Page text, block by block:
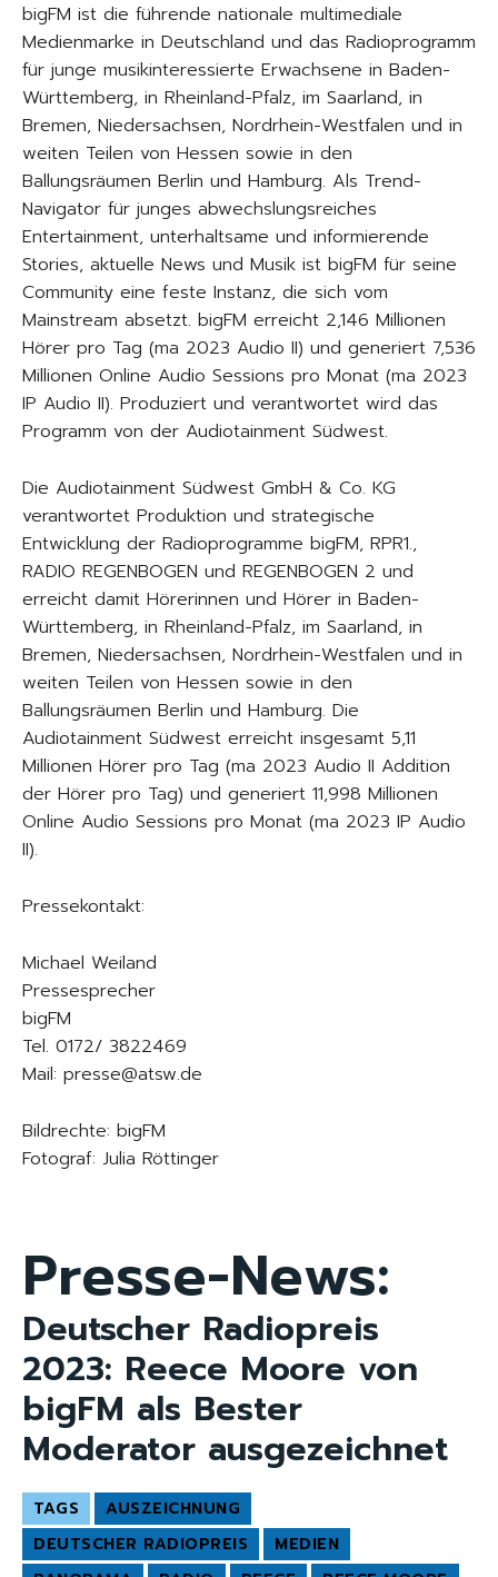
bigFM ist die führende nationale multimediale
Medienmarke in Deutschland und das Radioprogramm
für junge musikinteressierte Erwachsene in Baden-
Württemberg, in Rheinland-Pfalz, im Saarland, in
Bremen, Niedersachsen, Nordrhein-Westfalen und in
weiten Teilen von Hessen sowie in den
Ballungsräumen Berlin und Hamburg. Als Trend-
Navigator für junges abwechslungsreiches
Entertainment, unterhaltsame und informierende
Stories, aktuelle News und Musik ist bigFM für seine
Community eine feste Instanz, die sich vom
Mainstream absetzt. bigFM erreicht 2,146 Millionen
Hörer pro Tag (ma 2023 Audio II) und generiert 7,536
Millionen Online Audio Sessions pro Monat (ma 2023
IP Audio II). Produziert und verantwortet wird das
Programm von der Audiotainment Südwest.
Die Audiotainment Südwest GmbH & Co. KG
verantwortet Produktion und strategische
Entwicklung der Radioprogramme bigFM, RPR1.,
RADIO REGENBOGEN und REGENBOGEN 2 und
erreicht damit Hörerinnen und Hörer in Baden-
Württemberg, in Rheinland-Pfalz, im Saarland, in
Bremen, Niedersachsen, Nordrhein-Westfalen und in
weiten Teilen von Hessen sowie in den
Ballungsräumen Berlin und Hamburg. Die
Audiotainment Südwest erreicht insgesamt 5,11
Millionen Hörer pro Tag (ma 2023 Audio II Addition
der Hörer pro Tag) und generiert 11,998 Millionen
Online Audio Sessions pro Monat (ma 2023 IP Audio
II).
Pressekontakt:
Michael Weiland
Pressesprecher
bigFM
Tel. 0172/ 3822469
Mail: presse@atsw.de
Bildrechte: bigFM
Fotograf: Julia Röttinger
Presse-News:
Deutscher Radiopreis
2023: Reece Moore von
bigFM als Bester
Moderator ausgezeichnet
TAGS
AUSZEICHNUNG
DEUTSCHER RADIOPREIS
MEDIEN